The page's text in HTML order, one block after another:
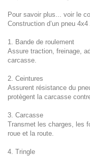
Pour savoir plus... voir le
Construction d’un pneu
1. Bande de roulement
Assure traction, freinage,
carcasse.
2. Ceintures
Assurent résistance du
protègent la carcasse
3. Carcasse
Transmet les charges, les
roue et la route.
4. Tringle